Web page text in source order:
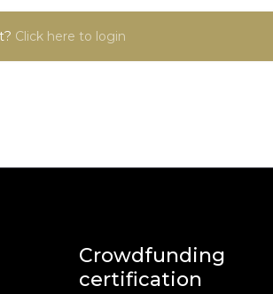
Click here to login
Crowdfunding
certification